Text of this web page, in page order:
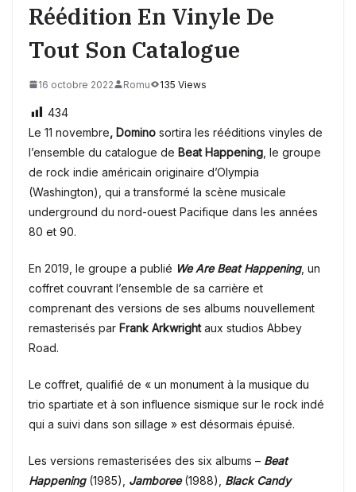
Réédition En Vinyle De
Tout Son Catalogue
16 octobre 2022 Romu 135 Views
434
Le 11 novembre, Domino sortira les rééditions vinyles de
l’ensemble du catalogue de Beat Happening , le groupe
de rock indie américain originaire d’Olympia
(Washington), qui a transformé la scène musicale
underground du nord-ouest Pacifique dans les années
80 et 90.
En 2019, le groupe a publié We Are Beat Happening, un
coffret couvrant l’ensemble de sa carrière et
comprenant des versions de ses albums nouvellement
remasterisés par Frank Arkwrightaux studios Abbey
Road.
Le coffret, qualifié de « un monument à la musique du
trio spartiate et à son influence sismique sur le rock indé
qui a suivi dans son sillage » est désormais épuisé.
Les versions remasterisées des six albums – Beat
Happening(1985), Jamboree(1988), Black Candy